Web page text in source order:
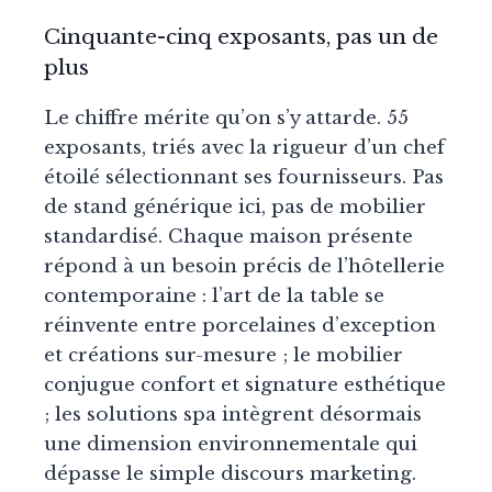
Cinquante-cinq exposants, pas un de
plus
Le chiffre mérite qu’on s’y attarde. 55
exposants, triés avec la rigueur d’un chef
étoilé sélectionnant ses fournisseurs. Pas
de stand générique ici, pas de mobilier
standardisé. Chaque maison présente
répond à un besoin précis de l’hôtellerie
contemporaine : l’art de la table se
réinvente entre porcelaines d’exception
et créations sur-mesure ; le mobilier
conjugue confort et signature esthétique
; les solutions spa intègrent désormais
une dimension environnementale qui
dépasse le simple discours marketing.